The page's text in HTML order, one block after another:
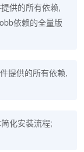
供的所有依赖,
依赖的全量版
提供的所有依赖,
化安装流程;